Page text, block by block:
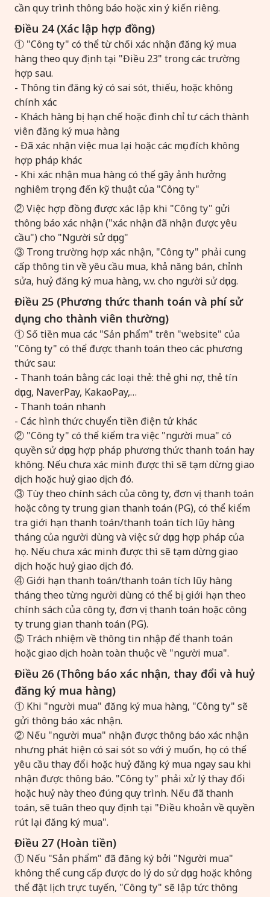
cần quy trình thông báo hoặc xin ý kiến riêng.
Điều 24 (Xác lập hợp đồng)
① "Công ty" có thể từ chối xác nhận đăng ký mua
hàng theo quy định tại "Điều 23" trong các trường
hợp sau.
- Thông tin đăng ký có sai sót, thiếu, hoặc không
chính xác
- Khách hàng bị hạn chế hoặc đình chỉ tư cách thành
viên đăng ký mua hàng
- Đã xác nhận việc mua lại hoặc các mục đích không
hợp pháp khác
- Khi xác nhận mua hàng có thể gây ảnh hưởng
nghiêm trọng đến kỹ thuật của "Công ty"
② Việc hợp đồng được xác lập khi "Công ty" gửi
thông báo xác nhận ("xác nhận đã nhận được yêu
cầu") cho "Người sử dụng"
③ Trong trường hợp xác nhận, "Công ty" phải cung
cấp thông tin về yêu cầu mua, khả năng bán, chỉnh
sửa, huỷ đăng ký mua hàng, v.v. cho người sử dụng.
Điều 25 (Phương thức thanh toán và phí sử
dụng cho thành viên thường)
① Số tiền mua các "Sản phẩm" trên "website" của
"Công ty" có thể được thanh toán theo các phương
thức sau:
- Thanh toán bằng các loại thẻ: thẻ ghi nợ, thẻ tín
dụng, NaverPay, KakaoPay,…
- Thanh toán nhanh
- Các hình thức chuyển tiền điện tử khác
② "Công ty" có thể kiểm tra việc "người mua" có
quyền sử dụng hợp pháp phương thức thanh toán hay
không. Nếu chưa xác minh được thì sẽ tạm dừng giao
dịch hoặc huỷ giao dịch đó.
③ Tùy theo chính sách của công ty, đơn vị thanh toán
hoặc công ty trung gian thanh toán (PG), có thể kiểm
tra giới hạn thanh toán/thanh toán tích lũy hàng
tháng của người dùng và việc sử dụng hợp pháp của
họ. Nếu chưa xác minh được thì sẽ tạm dừng giao
dịch hoặc huỷ giao dịch đó.
④ Giới hạn thanh toán/thanh toán tích lũy hàng
tháng theo từng người dùng có thể bị giới hạn theo
chính sách của công ty, đơn vị thanh toán hoặc công
ty trung gian thanh toán (PG).
⑤ Trách nhiệm về thông tin nhập để thanh toán
hoặc giao dịch hoàn toàn thuộc về "người mua".
Điều 26 (Thông báo xác nhận, thay đổi và huỷ
đăng ký mua hàng)
① Khi "người mua" đăng ký mua hàng, "Công ty" sẽ
gửi thông báo xác nhận.
② Nếu "người mua" nhận được thông báo xác nhận
nhưng phát hiện có sai sót so với ý muốn, họ có thể
yêu cầu thay đổi hoặc huỷ đăng ký mua ngay sau khi
nhận được thông báo. "Công ty" phải xử lý thay đổi
hoặc huỷ này theo đúng quy trình. Nếu đã thanh
toán, sẽ tuân theo quy định tại "Điều khoản về quyền
rút lại đăng ký mua".
Điều 27 (Hoàn tiền)
① Nếu "Sản phẩm" đã đăng ký bởi "Người mua"
không thể cung cấp được do lý do sử dụng hoặc không
thể đặt lịch trực tuyến, "Công ty" sẽ lập tức thông